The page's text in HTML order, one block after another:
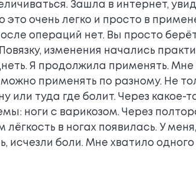
Зашла в интернет,
очень легко и просто в
операций нет. Вы просто
изменения начались
Я продолжила применять. Мне
применять по разному. Не
или туда где болит. Через
ноги с варикозом. Через
лёгкость в ногах появилась. У
исчезли боли. Мне хватило